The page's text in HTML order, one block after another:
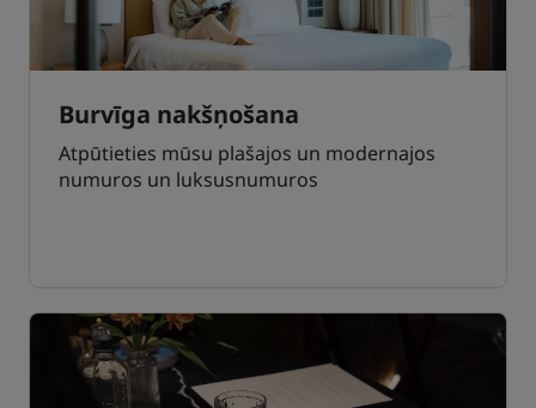
Burvīga nakšņošana
Atpūtieties mūsu plašajos un modernajos
numuros un luksusnumuros